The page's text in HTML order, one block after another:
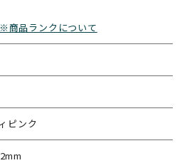
※商品ランクについて
ピンク